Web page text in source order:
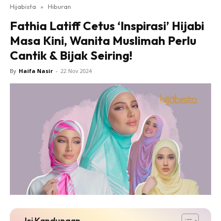
Hijabista » Hiburan
Fathia Latiff Cetus ‘Inspirasi’ Hijabi
Masa Kini, Wanita Muslimah Perlu
Cantik & Bijak Seiring!
By Haifa Nasir - 22 Nov 2024